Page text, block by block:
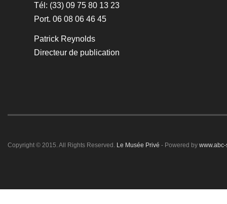
Tél: (33) 09 75 80 13 23
Port. 06 08 06 46 45
Patrick Reynolds
Directeur de publication
Copyright © 2015. All Rights Reserved. Le Musée Privé - Powered by